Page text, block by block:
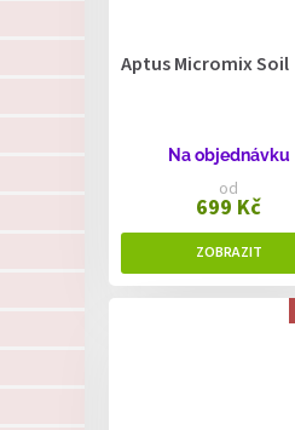
Aptus Micromix Soil
Na objednávku
od
699 Kč